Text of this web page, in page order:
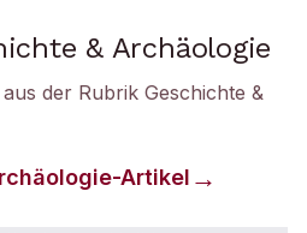
& Archäologie
der Rubrik Geschichte &
-Artikel